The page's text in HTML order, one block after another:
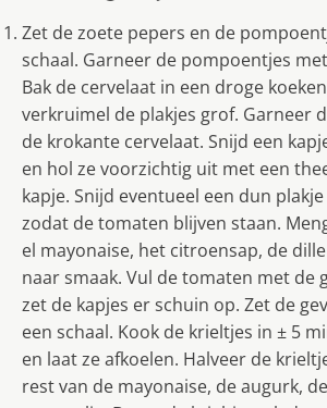
Zet de zoete pepers en de
schaal. Garneer de pompoentjes
Bak de cervelaat in een droge
verkruimel de plakjes grof. Garneer
de krokante cervelaat. Snijd een
en hol ze voorzichtig uit met een
kapje. Snijd eventueel een dun
zodat de tomaten blijven staan.
el mayonaise, het citroensap, de
naar smaak. Vul de tomaten met de
zet de kapjes er schuin op. Zet de
een schaal. Kook de krieltjes in ± 5
en laat ze afkoelen. Halveer de
rest van de mayonaise, de augurk,